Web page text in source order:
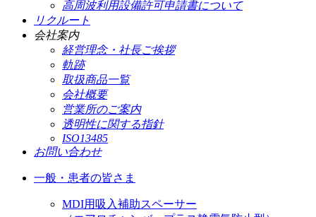
高周波利用設備許可申請書について
リクルート
会社案内
経営理念・社長ご挨拶
軌跡
取扱商品一覧
会社概要
営業所のご案内
透明性に関する指針
ISO13485
お問い合わせ
一般・患者の皆さま
MDI用吸入補助スペーサー